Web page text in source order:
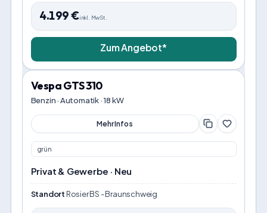
4.199€inkl. MwSt.
Zum Angebot*
Vespa GTS 310
Benzin · Automatik · 18 kW
Mehr Infos
grün
Privat & Gewerbe · Neu
Standort Rosier BS - Braunschweig